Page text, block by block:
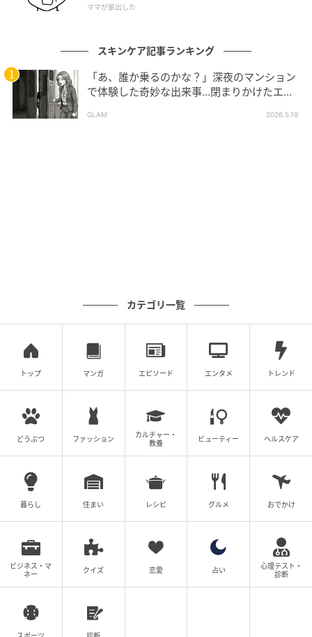
ルインワンが最強！ 3種の植物エキス、セラミドや５
乾燥やゆらぎを感じやすい今の時季には欠かせませ
ん！
【オイル】髪や頭皮、全身に使える万能オイル。ボデ
ィケア、髪のスタイリングや、頭皮クレンジング、ス
キンケアの導入的にも使えて、日常からスペシャルま
で幅広いケアができるマルチプレイヤー。カバンに1本
て安心！
ママが家出した
スキンケア記事ランキング
「あ、誰か乗るのかな？」深夜のマンション
で体験した奇妙な出来事…閉まりかけたエレ
GLAM 2026.5.19
カテゴリ一覧
トップ マンガ エピソード エンタメ トレンド
どうぶつ ファッション
カルチャー・
教養
ビューティー ヘルスケア
暮らし 住まい レシピ グルメ おでかけ
ビジネス・マ
ネー
クイズ 恋愛 占い
心理テスト・
診断